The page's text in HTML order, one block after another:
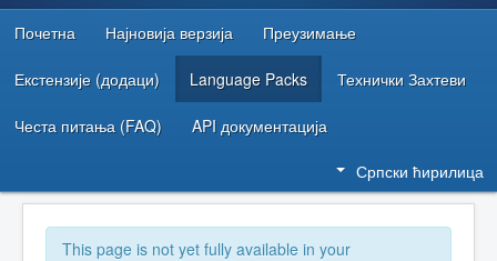
РЕСУРСИ ЗА РАЗВОЈ
Почетна Најновија верзија Преузимање
Екстензије (додаци) Language Packs Технички Захтеви
Честа питања (FAQ) API документација
Српски ћирилица
This page is not yet fully available in your